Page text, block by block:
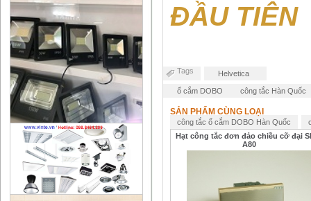
ĐẦU TIÊN
Tags Helvetica
ổ cắm DOBO công tắc Hàn Quốc
công tắc ổ cắm DOBO Hàn Quốc
SẢN PHẨM CÙNG LOẠI
Hạt công tắc đơn đảo chiều cỡ đại
A80